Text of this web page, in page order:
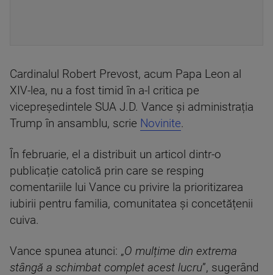
Cardinalul Robert Prevost, acum Papa Leon al
XIV-lea, nu a fost timid în a-l critica pe
vicepreședintele SUA J.D. Vance și administrația
Trump în ansamblu, scrie Novinite.
În februarie, el a distribuit un articol dintr-o
publicație catolică prin care se resping
comentariile lui Vance cu privire la prioritizarea
iubirii pentru familia, comunitatea și concetățenii
cuiva.
Vance spunea atunci: „O mulțime din extrema
stângă a schimbat complet acest lucru”, sugerând